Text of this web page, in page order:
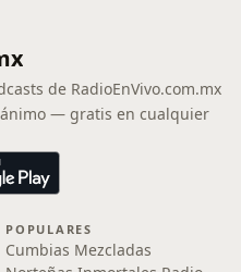
de RadioEnVivo.com.mx
— gratis en cualquier
POPULARES
Cumbias Mezcladas